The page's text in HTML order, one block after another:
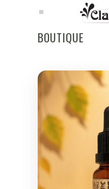
BOUTIQUE